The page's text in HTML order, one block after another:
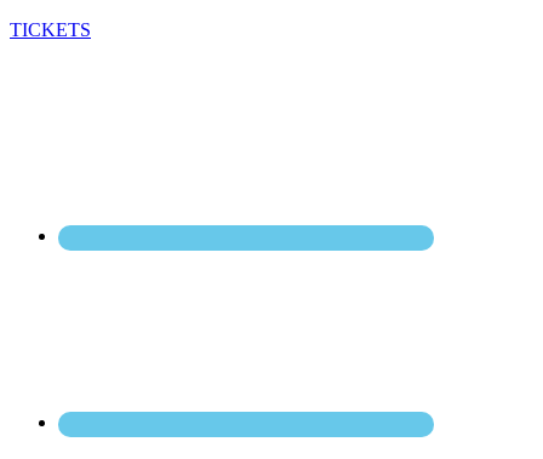
TICKETS